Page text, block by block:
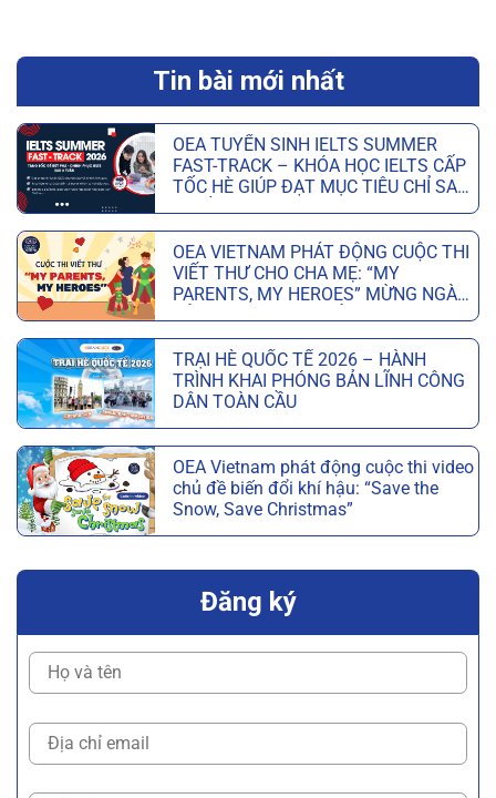
Tin bài mới nhất
OEA TUYỂN SINH IELTS SUMMER
FAST-TRACK – KHÓA HỌC IELTS CẤP
TỐC HÈ GIÚP ĐẠT MỤC TIÊU CHỈ SAU
OEA VIETNAM PHÁT ĐỘNG CUỘC THI
VIẾT THƯ CHO CHA MẸ: “MY
PARENTS, MY HEROES” MỪNG NGÀY
TRẠI HÈ QUỐC TẾ 2026 – HÀNH
TRÌNH KHAI PHÓNG BẢN LĨNH CÔNG
DÂN TOÀN CẦU
OEA Vietnam phát động cuộc thi video
chủ đề biến đổi khí hậu: “Save the
Snow, Save Christmas”
Đăng ký